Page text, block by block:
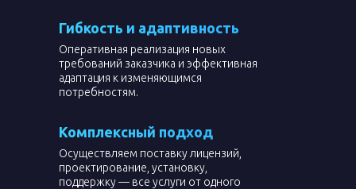
Гибкость и адаптивность
Оперативная реализация новых
требований заказчика и эффективная
адаптация к изменяющимся
потребностям.
Комплексный подход
Осуществляем поставку лицензий,
проектирование, установку,
поддержку — все услуги от одного